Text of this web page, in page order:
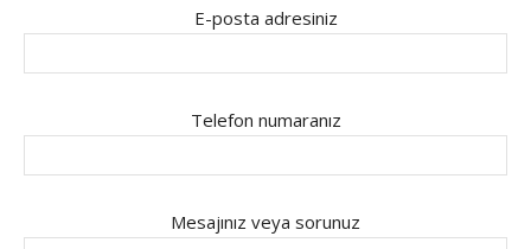
E-posta adresiniz
Telefon numaranız
Mesajınız veya sorunuz